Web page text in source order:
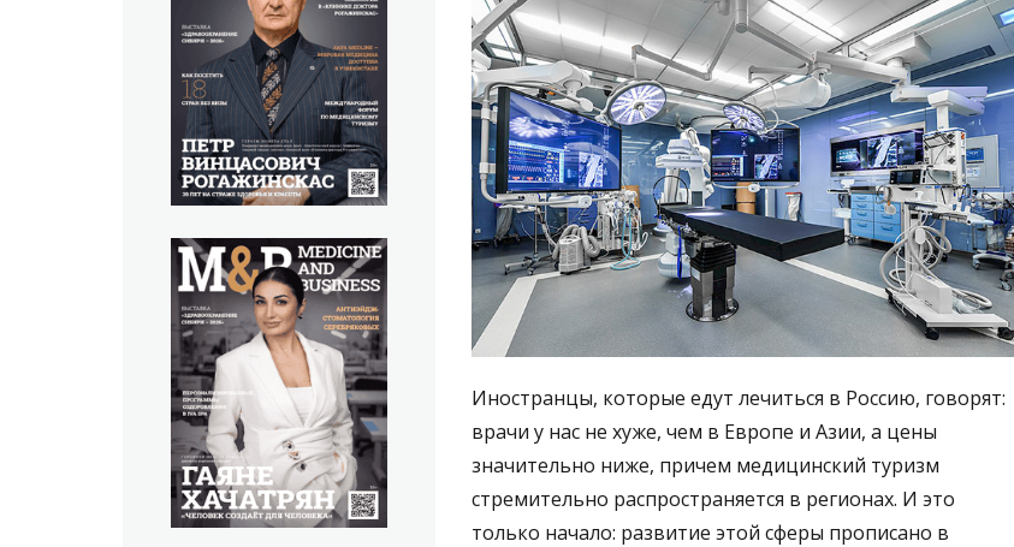
Иностранцы, которые едут лечиться в Россию, говорят:
врачи у нас не хуже, чем в Европе и Азии, а цены
значительно ниже, причем медицинский туризм
стремительно распространяется в регионах. И это
только начало: развитие этой сферы прописано в